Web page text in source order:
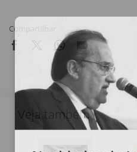
Compartilhar
Veja também